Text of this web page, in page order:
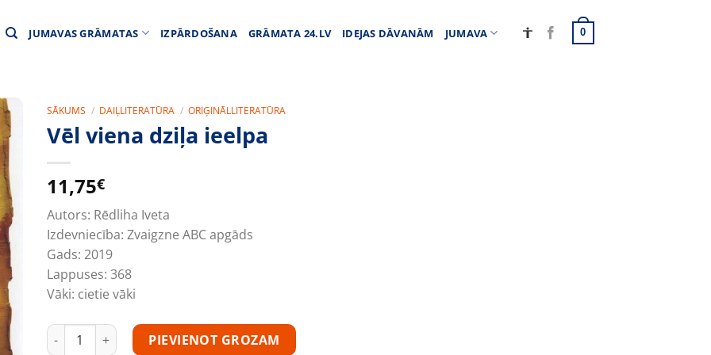
JUMAVAS GRĀMATAS IZPĀRDOŠANA GRĀMATA 24.LV IDEJAS DĀVANĀM JUMAVA 0
SĀKUMS / DAIĻLITERATŪRA / ORIĢINĀLLITERATŪRA
Vēl viena dziļa ieelpa
11,75€
Autors: Rēdliha Iveta
Izdevniecība: Zvaigzne ABC apgāds
Gads: 2019
Lappuses: 368
Vāki: cietie vāki
Vēl viena dziļa ieelpa daudzums
PIEVIENOT GROZAM